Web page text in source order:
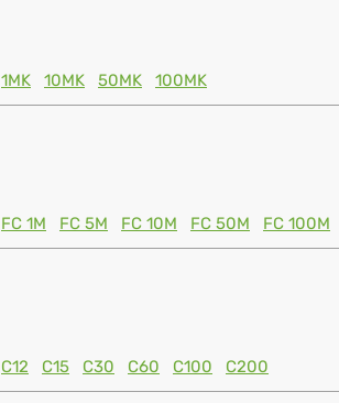
1MK 10MK 50MK 100MK
FC 1M FC 5M FC 10M FC 50M FC 100M
C12 C15 C30 C60 C100 C200